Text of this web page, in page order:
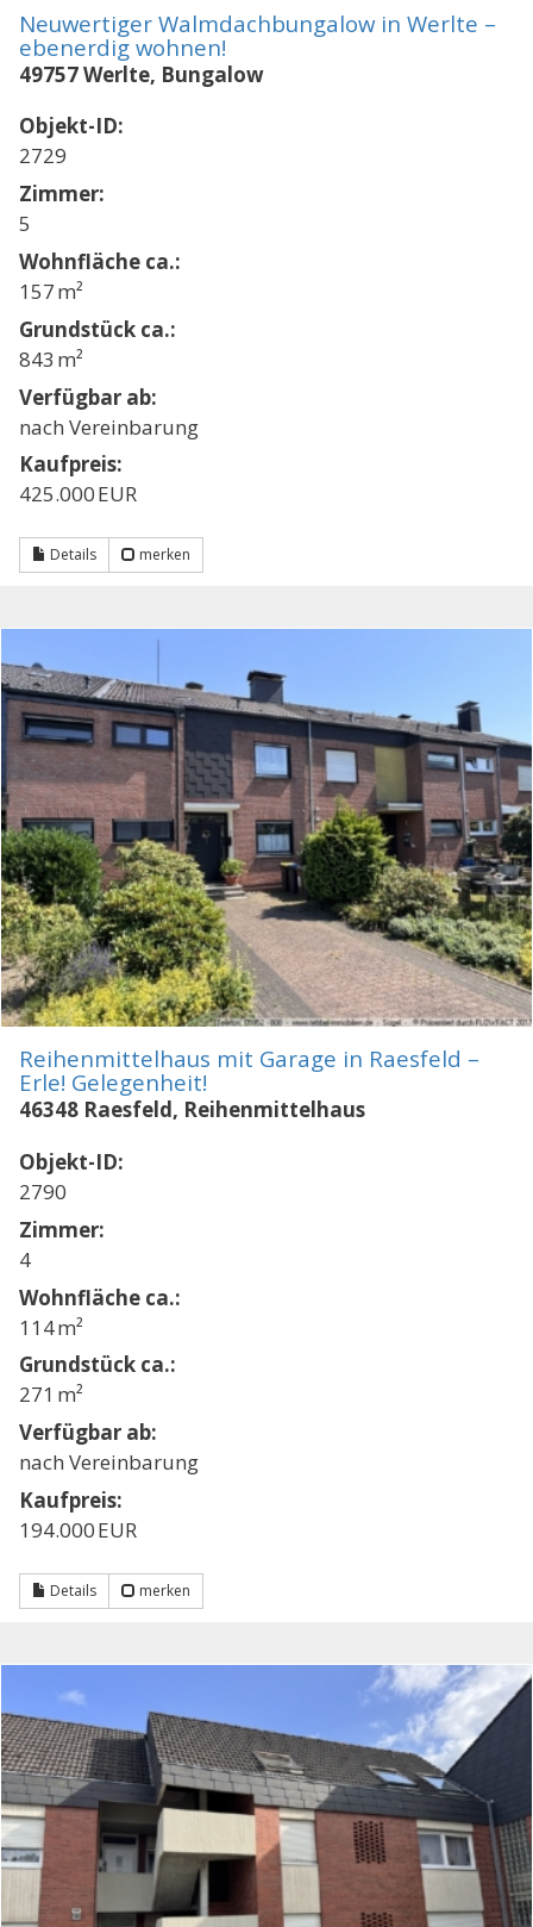
Neuwertiger Walmdachbungalow in Werlte –
ebenerdig wohnen!
49757 Werlte, Bungalow
Objekt-ID:
2729
Zimmer:
5
Wohnfläche ca.:
157 m²
Grund­stück ca.:
843 m²
Verfügbar ab:
nach Vereinbarung
Kaufpreis:
425.000 EUR
Details merken
Reihenmittelhaus mit Garage in Raesfeld –
Erle! Gelegenheit!
46348 Raesfeld, Reihenmittelhaus
Objekt-ID:
2790
Zimmer:
4
Wohnfläche ca.:
114 m²
Grund­stück ca.:
271 m²
Verfügbar ab:
nach Vereinbarung
Kaufpreis:
194.000 EUR
Details merken